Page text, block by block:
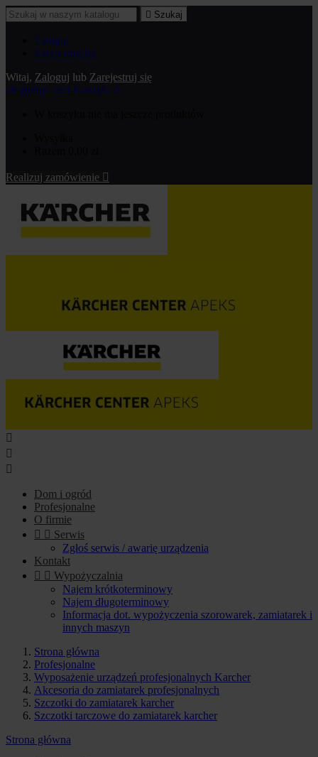
 Szukaj
Zaloguj
Zarejestruj się
Witaj, Zaloguj lub Zarejestruj się
shopping_cart Koszyk: 0
Realizuj zamówienie 



Dom i ogród
Profesjonalne
O firmie
  Serwis
Zgłoś serwis / awarię urządzenia
Kontakt
  Wypożyczalnia
Najem krótkoterminowy
Najem długoterminowy
Informacja dot. wypożyczenia szorowarek, zamiatarek i
innych maszyn
Strona główna
Profesjonalne
Wyposażenie urządzeń profesjonalnych Karcher
Akcesoria do zamiatarek profesjonalnych
Szczotki do zamiatarek karcher
Szczotki tarczowe do zamiatarek karcher
Strona główna